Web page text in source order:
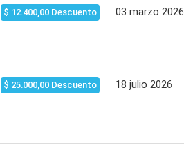
$ 12.400,00 Descuento 03 marzo 2026
$ 25.000,00 Descuento 18 julio 2026